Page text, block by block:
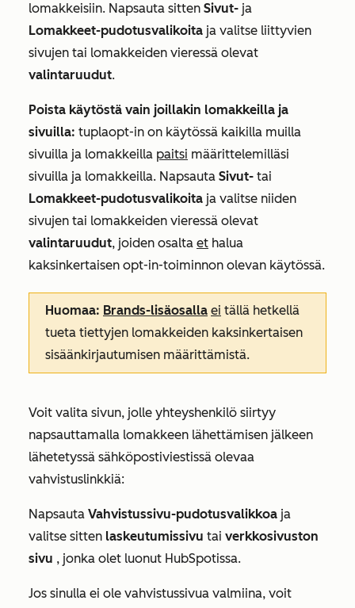
lomakkeisiin. Napsauta sitten Sivut- ja
Lomakkeet-pudotusvalikoita ja valitse liittyvien
sivujen tai lomakkeiden vieressä olevat
valintaruudut.
Poista käytöstä vain joillakin lomakkeilla ja
sivuilla: tuplaopt-in on käytössä kaikilla muilla
sivuilla ja lomakkeilla paitsi määrittelemilläsi
sivuilla ja lomakkeilla. Napsauta Sivut- tai
Lomakkeet-pudotusvalikoita ja valitse niiden
sivujen tai lomakkeiden vieressä olevat
valintaruudut, joiden osalta et halua
kaksinkertaisen opt-in-toiminnon olevan käytössä.
Huomaa: Brands-lisäosalla ei tällä hetkellä
tueta tiettyjen lomakkeiden kaksinkertaisen
sisäänkirjautumisen määrittämistä.
Voit valita sivun, jolle yhteyshenkilö siirtyy
napsauttamalla lomakkeen lähettämisen jälkeen
lähetetyssä sähköpostiviestissä olevaa
vahvistuslinkkiä:
Napsauta Vahvistussivu-pudotusvalikkoa ja
valitse sitten laskeutumissivu tai verkkosivuston
sivu , jonka olet luonut HubSpotissa.
Jos sinulla ei ole vahvistussivua valmiina, voit